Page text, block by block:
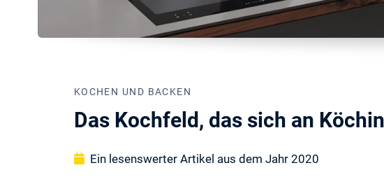
KOCHEN UND BACKEN
Das Kochfeld, das sich an
Ein lesenswerter Artikel aus dem Jahr 2020